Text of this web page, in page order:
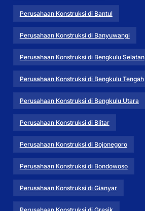
Perusahaan Konstruksi di Bantul
Perusahaan Konstruksi di Banyuwangi
Perusahaan Konstruksi di Bengkulu Selatan
Perusahaan Konstruksi di Bengkulu Tengah
Perusahaan Konstruksi di Bengkulu Utara
Perusahaan Konstruksi di Blitar
Perusahaan Konstruksi di Bojonegoro
Perusahaan Konstruksi di Bondowoso
Perusahaan Konstruksi di Gianyar